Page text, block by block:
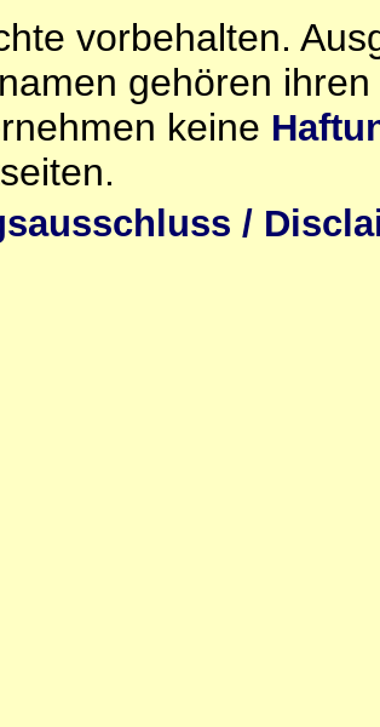
vorbehalten.
gehören
keine
/